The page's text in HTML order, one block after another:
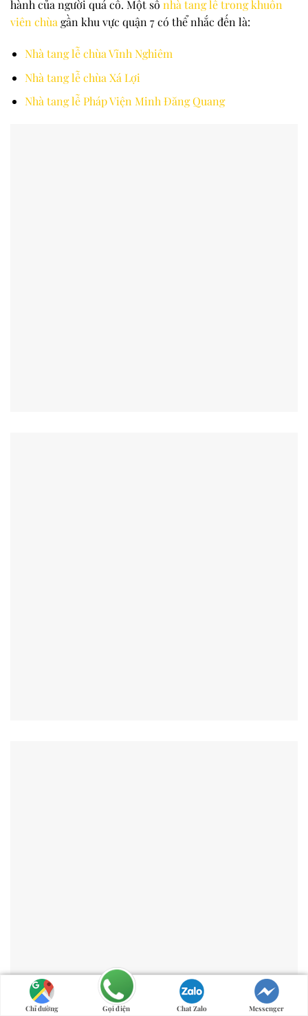
hành của người quá cố. Một số nhà tang lễ trong khuôn
viên chùagần khu vực quận 7 có thể nhắc đến là:
Nhà tang lễ chùa Vĩnh Nghiêm
Nhà tang lễ chùa Xá Lợi
Nhà tang lễ Pháp Viện Minh Đăng Quang
Chỉ đường Gọi điện Chat Zalo Messenger